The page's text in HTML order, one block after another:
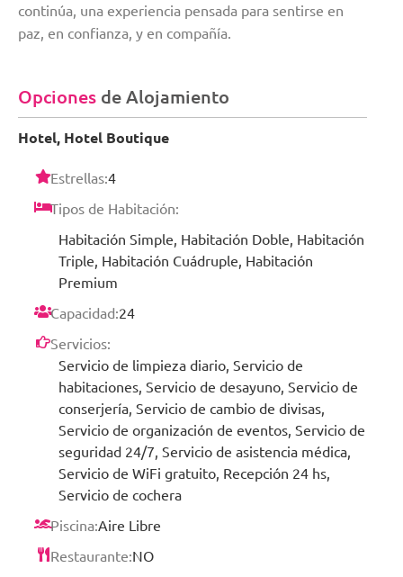
continúa, una experiencia pensada para sentirse en
paz, en confianza, y en compañía.
Opciones de Alojamiento
Hotel, Hotel Boutique
Estrellas:4
Tipos de Habitación:
Habitación Simple, Habitación Doble, Habitación
Triple, Habitación Cuádruple, Habitación
Premium
Capacidad:24
Servicios:
Servicio de limpieza diario, Servicio de
habitaciones, Servicio de desayuno, Servicio de
conserjería, Servicio de cambio de divisas,
Servicio de organización de eventos, Servicio de
seguridad 24/7, Servicio de asistencia médica,
Servicio de WiFi gratuito, Recepción 24 hs,
Servicio de cochera
Piscina:Aire Libre
Restaurante:NO